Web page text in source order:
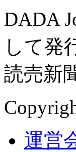
DADA
して発
読売新
運営